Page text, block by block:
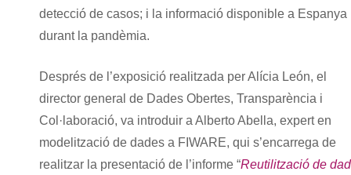
detecció de casos; i la informació disponible a Espanya
durant la pandèmia.
Després de l’exposició realitzada per Alícia León, el
director general de Dades Obertes, Transparència i
Col·laboració, va introduir a Alberto Abella, expert en
modelització de dades a FIWARE, qui s’encarrega de
realitzar la presentació de l’informe “Reutilització de